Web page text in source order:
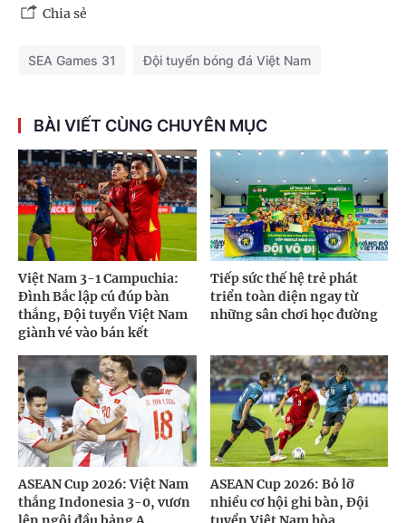
Chia sẻ
SEA Games 31 Đội tuyển bóng đá Việt Nam
BÀI VIẾT CÙNG CHUYÊN MỤC
Việt Nam 3-1 Campuchia:
Đình Bắc lập cú đúp bàn
thắng, Đội tuyển Việt Nam
giành vé vào bán kết
Tiếp sức thế hệ trẻ phát
triển toàn diện ngay từ
những sân chơi học đường
ASEAN Cup 2026: Việt Nam
thắng Indonesia 3-0, vươn
ASEAN Cup 2026: Bỏ lỡ
nhiều cơ hội ghi bàn, Đội